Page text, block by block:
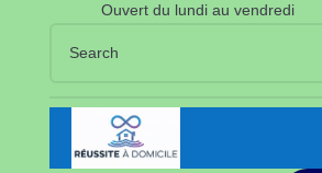
Ouvert du lundi au vendredi